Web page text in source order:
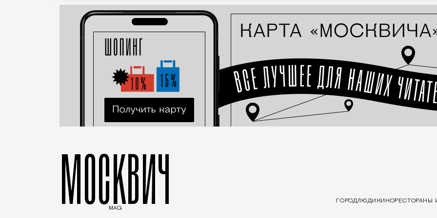
МОСКВИЧ
MAG
ГОРОДЛЮДИ КИНОРЕСТОРАНЫ